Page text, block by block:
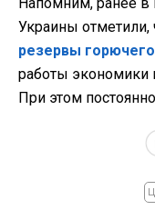
Украины отметили,
резервы горючего
работы экономики
При этом